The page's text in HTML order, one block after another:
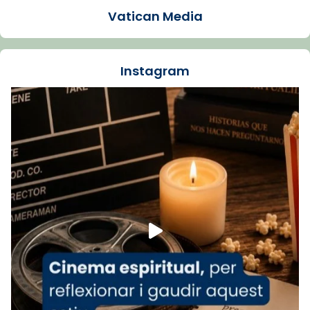
La Carmina va patir depressió. Fa gairebé
dos mesos, a l'Estadi Lluís Companys, la
Recupera l'entrevista comp
Vatican
tican News 👇
www.vaticannews.va/es/iglesia/news/2026-
07/carmina-historia-depresion-papa-viaje-
espana-testimoni...
Foto
View on Facebook · Share
Arquebisbat de Barcelona
2 weeks ago
«Avui les santes Juliana i Semproniana ens
Vatican Media
Instagram